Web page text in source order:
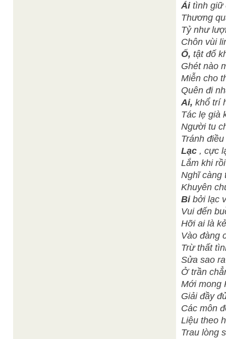
Ái tình giữ
Thương
Tỷ như
Chôn vùi
Ố, tật đố
Ghét nào
Miễn cho
Quên đi
Ai, khổ trí
Tác lẹ già
Người tu
Tránh
Lạc , cực
Lắm khi
Nghĩ càng
Khuyên
Bi bởi lạc
Vui đến
Hỡi ai là
Vào đàng
Trừ thất
Sửa sao
Ở trần
Mới mong
Giải đầy
Các môn
Liệu theo
Trau lòng